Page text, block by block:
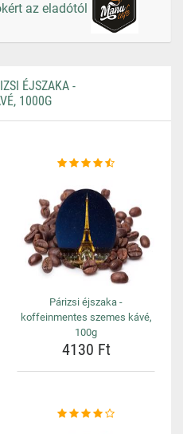
az eladótól
ÉJSZAKA -
1000G
Párizsi éjszaka -
koffeinmentes szemes kávé,
100g
4130 Ft